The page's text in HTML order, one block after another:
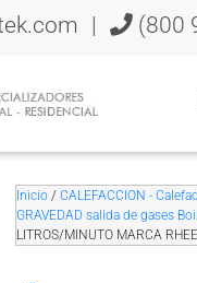
| (800
Inicio /CALEFACCION -
GRAVEDAD salida de gases
LITROS/MINUTO MARCA